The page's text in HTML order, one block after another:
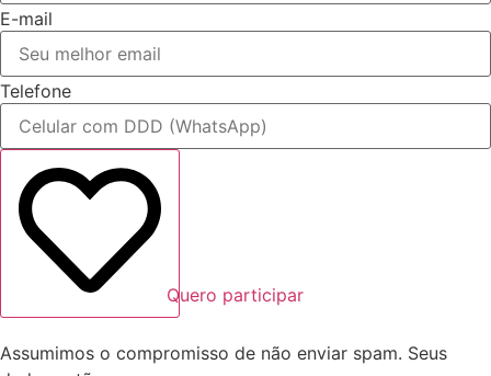
E-mail
Telefone
Quero participar
Assumimos o compromisso de não enviar spam. Seus